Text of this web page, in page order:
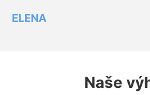
ELENA
Naše